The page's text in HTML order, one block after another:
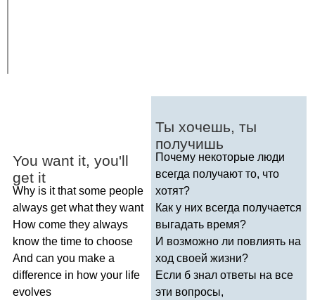
You want it, you'll
get it
Why is it that some people
always get what they want
How come they always
know the time to choose
And can you make a
difference in how your life
evolves
Ты хочешь, ты
получишь
Почему некоторые люди
всегда получают то, что
хотят?
Как у них всегда получается
выгадать время?
И возможно ли повлиять на
ход своей жизни?
Если б знал ответы на все
эти вопросы,